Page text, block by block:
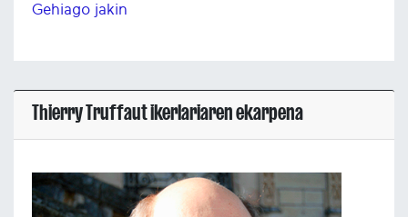
Gehiago jakin
Thierry Truffaut ikerlariaren ekarpena